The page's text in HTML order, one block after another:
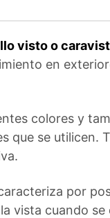
visto o
en
colores y
que se utilicen.
por
vista cuando